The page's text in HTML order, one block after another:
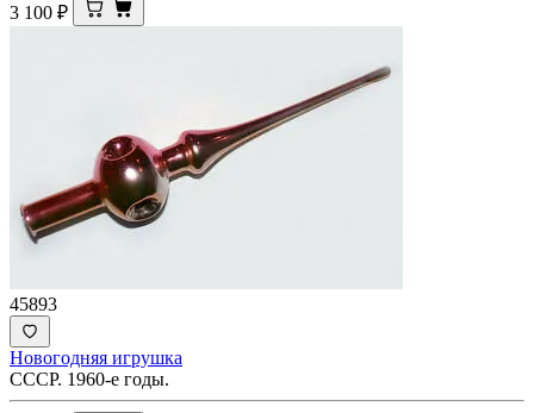
3 100 ₽
45893
Новогодняя игрушка
СССР. 1960-е годы.